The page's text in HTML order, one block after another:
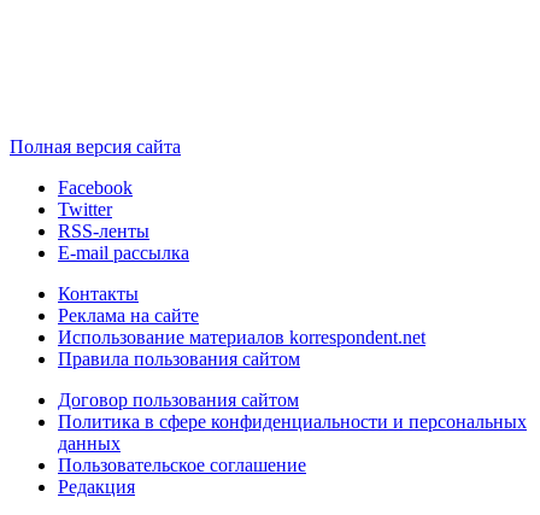
Полная версия сайта
Facebook
Twitter
RSS-ленты
E-mail рассылка
Контакты
Реклама на сайте
Использование материалов korrespondent.net
Правила пользования сайтом
Договор пользования сайтом
Политика в сфере конфиденциальности и персональных
данных
Пользовательское соглашение
Редакция